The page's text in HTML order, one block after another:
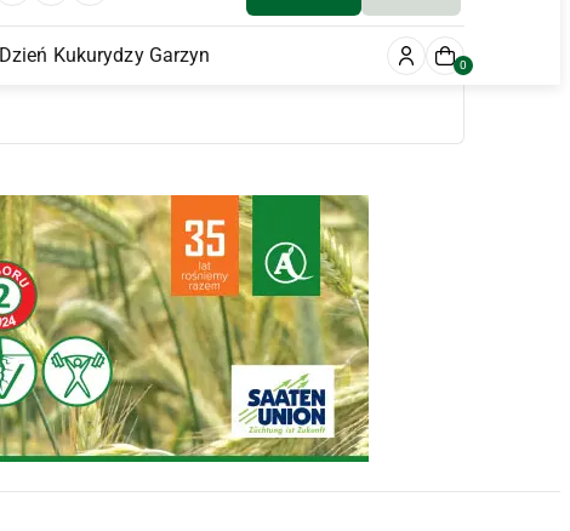
Dzień Kukurydzy Garzyn 0